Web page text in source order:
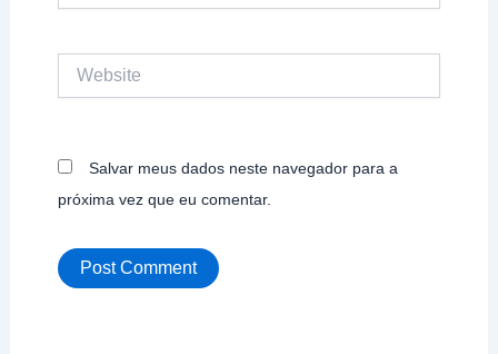
Website
Salvar meus dados neste navegador para a
próxima vez que eu comentar.